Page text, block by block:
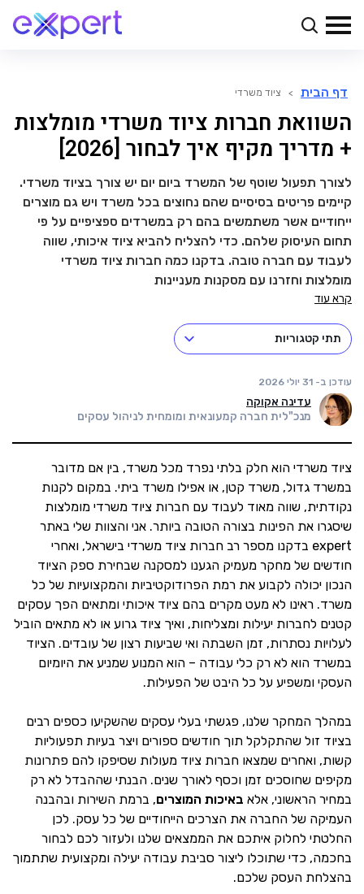
דף הבית > ציוד משרדי
השוואת חברות ציוד משרדי מומלצות
+ מדריך מקיף איך לבחור [2026]
לצורך תפעול שוטף של המשרד ביום יום יש צורך בציוד משרדי.
קיימים פריטים בסיסיים שהם נחוצים בכל משרד ויש גם מוצרים
ייחודיים אשר משתמשים בהם רק במשרדים ספציפיים על פי
תחום העיסוק שלהם. כדי להצליח להביא ציוד איכותי, שווה
לעבוד עם חברה טובה. בדקנו כמה חברות ציוד משרדי
מומלצות וחזרנו עם מסקנות מעניינות
קרא עוד
תתי קטגוריות
עודכן ב- 31 יולי 2026
עדינה אקוקה
מנכ"לית חברה קמעונאית ומומחית לניהול עסקים
ציוד משרדי הוא חלק בלתי נפרד מכל משרד, בין אם מדובר
במשרד גדול, משרד קטן, או אפילו משרד ביתי. במקום לקנות
נקודתית, שווה מאוד לעבוד עם חברות ציוד משרדי מומלצות
שיסגרו את הפינות בצורה הטובה ביותר. אני והצוות שלי באתר
expert בדקנו מספר רב חברות ציוד משרדי בישראל, ואחרי
חודשים של מחקר מעמיק הגענו למסקנה שבחירת ספק הציוד
הנכון יכולה לקבוע את רמת הפרודוקטיביות והמקצועיות של כל
משרד. ראינו לא מעט מקרים בהם ציוד איכותי ומתאים הפך עסקים
קטנים לחברות יעילות ומצליחות, ואיך ציוד גרוע או לא מתאים הוביל
לעלויות נסתרות, זמן השבתה ואי שביעות רצון של עובדים. הציוד
במשרד הוא לא רק כלי עבודה – הוא המנוע שמניע את היומיום
העסקי ומשפיע על כל היבט של הפעילות.
במהלך המחקר שלנו, פגשתי בעלי עסקים שהשקיעו כספים רבים
בציוד זול שהתקלקל תוך חודשים ספורים ויצר בעיות תפעוליות
קשות, ואחרים שמצאו חברות ציוד מעולות שסיפקו להם פתרונות
מקיפים שחוסכים זמן וכסף לאורך שנים. הבנתי שההבדל לא רק
במחיר הראשוני, אלא באיכות המוצרים, ברמת השירות ובהבנה
העמיקה של החברה את הצרכים הייחודיים של כל עסק. לכן
החלטתי לחלוק איתכם את הממצאים שלנו ולעזור לכם לבחור
בחכמה, כדי שתוכלו ליצור סביבת עבודה יעילה ומקצועית שתתמוך
בהצלחת העסק שלכם.